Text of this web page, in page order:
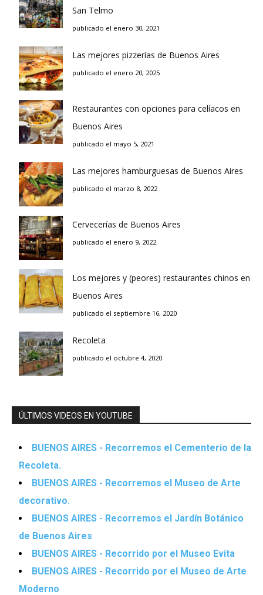
San Telmo
publicado el enero 30, 2021
Las mejores pizzerías de Buenos Aires
publicado el enero 20, 2025
Restaurantes con opciones para celíacos en
Buenos Aires
publicado el mayo 5, 2021
Las mejores hamburguesas de Buenos Aires
publicado el marzo 8, 2022
Cervecerías de Buenos Aires
publicado el enero 9, 2022
Los mejores y (peores) restaurantes chinos en
Buenos Aires
publicado el septiembre 16, 2020
Recoleta
publicado el octubre 4, 2020
ÚLTIMOS VIDEOS EN YOUTUBE
BUENOS AIRES - Recorremos el Cementerio de la
Recoleta.
BUENOS AIRES - Recorremos el Museo de Arte
decorativo.
BUENOS AIRES - Recorremos el Jardín Botánico
de Buenos Aires
BUENOS AIRES - Recorrido por el Museo Evita
BUENOS AIRES - Recorrido por el Museo de Arte
Moderno